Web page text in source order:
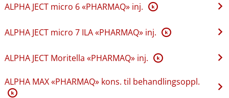
ALPHA JECT micro 6 «PHARMAQ» inj. K
ALPHA JECT micro 7 ILA «PHARMAQ» inj. K
ALPHA JECT Moritella «PHARMAQ» inj. K
ALPHA MAX «PHARMAQ» kons. til behandlingsoppl.
K